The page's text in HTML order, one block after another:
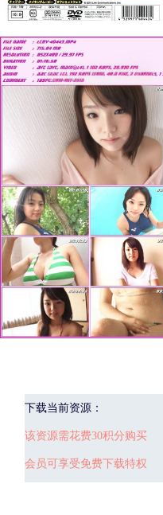
下载当前资源：
该资源需花费30积分购买
会员可享受免费下载特权